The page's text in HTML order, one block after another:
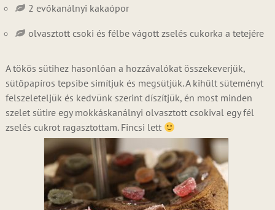
2 evőkanálnyi kakaópor
olvasztott csoki és félbe vágott zselés cukorka a tetejére
A tökös sütihez hasonlóan a hozzávalókat összekeverjük,
sütőpapíros tepsibe simítjuk és megsütjük. A kihűlt süteményt
felszeleteljük és kedvünk szerint díszítjük, én most minden
szelet sütire egy mokkáskanálnyi olvasztott csokival egy fél
zselés cukrot ragasztottam. Fincsi lett